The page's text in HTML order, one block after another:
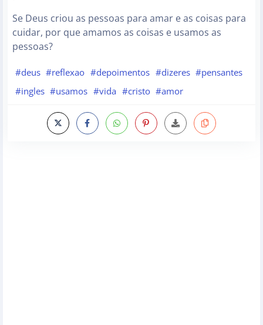
Se Deus criou as pessoas para amar e as coisas para
cuidar, por que amamos as coisas e usamos as
pessoas?
#deus #reflexao #depoimentos #dizeres #pensantes
#ingles #usamos #vida #cristo #amor